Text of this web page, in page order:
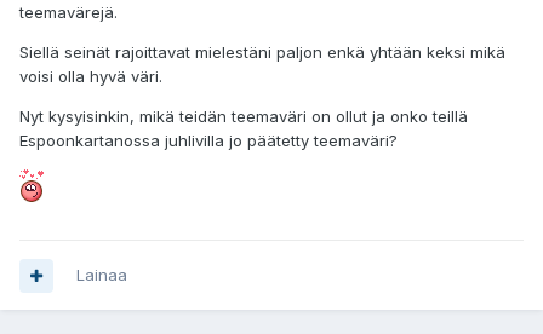
teemavärejä.
Siellä seinät rajoittavat mielestäni paljon enkä yhtään keksi mikä
voisi olla hyvä väri.
Nyt kysyisinkin, mikä teidän teemaväri on ollut ja onko teillä
Espoonkartanossa juhlivilla jo päätetty teemaväri?
Lainaa